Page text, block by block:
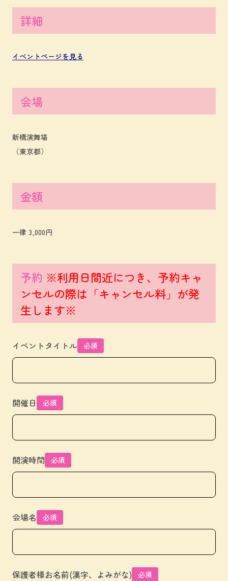
詳細
イベントページを見る
会場
新橋演舞場
（東京都）
金額
一律 3,000円
予約 ※利用日間近につき、予約キャ
ンセルの際は「キャンセル料」が発
生します※
イベントタイトル 必須
開催日 必須
開演時間 必須
会場名 必須
保護者様お名前(漢字、よみがな) 必須